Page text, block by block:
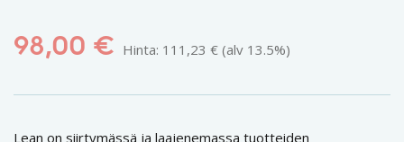
98,00 € Hinta: 111,23 € (alv 13.5%)
Lean on siirtymässä ja laajenemassa tuotteiden